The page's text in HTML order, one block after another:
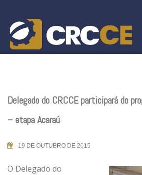
content
Delegado do CRCCE participará do
– etapa Acaraú
19 DE OUTUBRO DE 2015
O Delegado do